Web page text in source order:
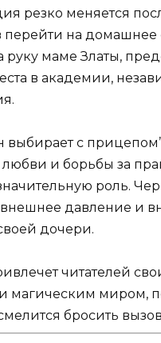
резко меняется
перейти на
руку маме Златы,
в академии,
выбирает с
и борьбы за
роль.
давление и
дочери.
читателей
магическим миром,
бросить